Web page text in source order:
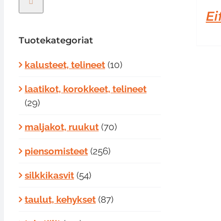
Tuotekategoriat
kalusteet, telineet (10)
laatikot, korokkeet, telineet
(29)
maljakot, ruukut (70)
piensomisteet (256)
silkkikasvit (54)
taulut, kehykset (87)